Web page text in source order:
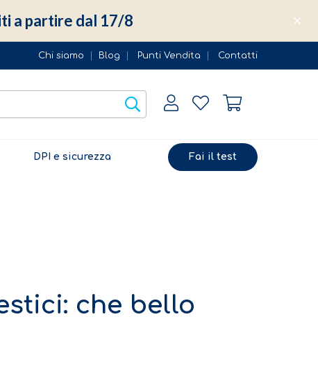
Chi siamo Blog Punti Vendita Contatti
DPI e sicurezza Fai il test
che bello
a partire dal 17/8